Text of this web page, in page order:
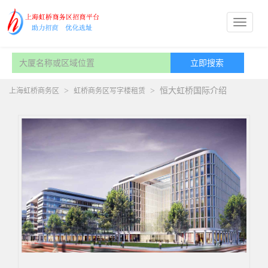
上海虹桥商务区 > 虹桥商务区写字楼租赁 > 恒大虹桥国际介绍